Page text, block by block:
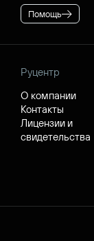
Помощь
Руцентр
О компании
Контакты
Лицензии и
свидетельства